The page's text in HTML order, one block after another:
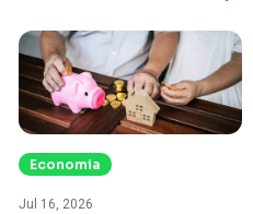
Economia
Jul 16, 2026